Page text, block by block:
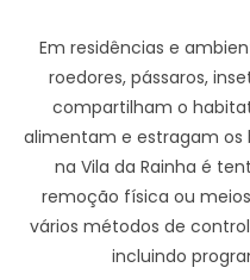
Em residências e
roedores, pássaros,
compartilham o
alimentam e estragam os
na Vila da Rainha é
remoção física ou
vários métodos de
incluindo